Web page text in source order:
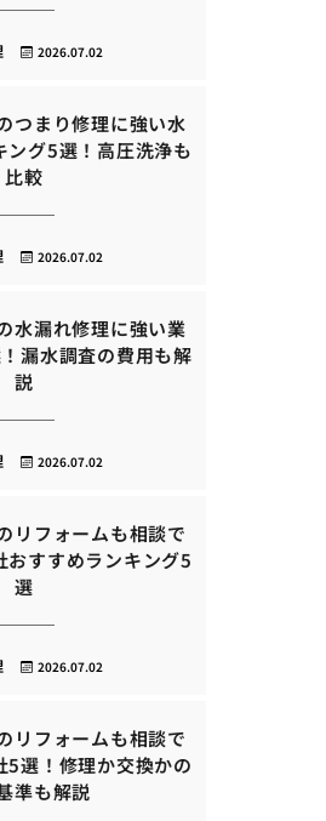
2026.07.02
つまり修理に強い水
ング5選！高圧洗浄も
比較
2026.07.02
水漏れ修理に強い業
漏水調査の費用も解
説
2026.07.02
リフォームも相談で
おすすめランキング5
選
2026.07.02
リフォームも相談で
5選！修理か交換かの
準も解説